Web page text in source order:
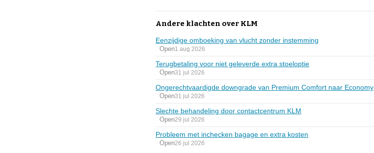
Andere klachten over KLM
Eenzijdige omboeking van vlucht zonder instemming
Open1 aug 2026
Terugbetaling voor niet geleverde extra stoeloptie
Open31 jul 2026
Ongerechtvaardigde downgrade van Premium Comfort naar Economy
Open31 jul 2026
Slechte behandeling door contactcentrum KLM
Open29 jul 2026
Probleem met inchecken bagage en extra kosten
Open26 jul 2026